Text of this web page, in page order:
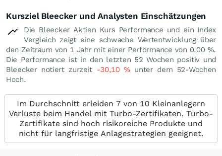
Kursziel Bleecker und Analysten Einschätzungen
Die Bleecker Aktien Kurs Performance und ein Index
Vergleich zeigt eine schwache Wertentwicklung über
den Zeitraum von 1 Jahr mit einer Performance von 0,00 %.
Die Performance ist in den letzten 52 Wochen positiv und
Bleecker notiert zurzeit -30,10%unter dem 52-Wochen
Hoch.
Im Durchschnitt erleiden 7 von 10 Kleinanlegern
Verluste beim Handel mit Turbo-Zertifikaten. Turbo-
Zertifikate sind hoch risikoreiche Produkte und
nicht für langfristige Anlagestrategien geeignet.